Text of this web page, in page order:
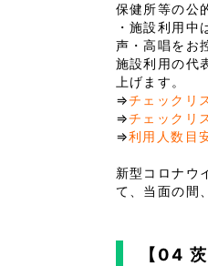
保健所等の公
・施設利用
声・高唱をお
施設利用の代
上げます。
⇒チェックリ
⇒チェックリ
⇒利用人数目
新型コロナウ
て、当面の間
【04